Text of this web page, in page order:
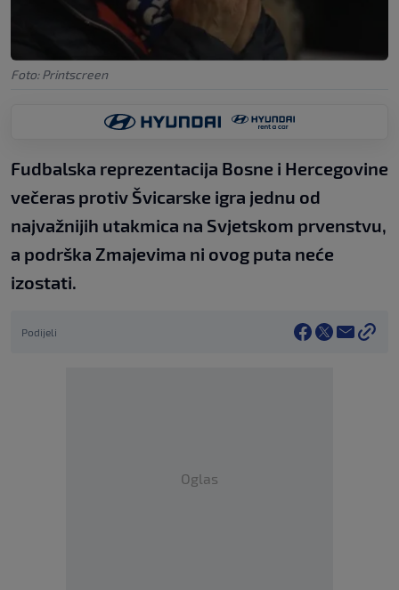
Foto: Printscreen
Fudbalska reprezentacija Bosne i Hercegovine
večeras protiv Švicarske igra jednu od
najvažnijih utakmica na Svjetskom prvenstvu,
a podrška Zmajevima ni ovog puta neće
izostati.
Podijeli
Oglas